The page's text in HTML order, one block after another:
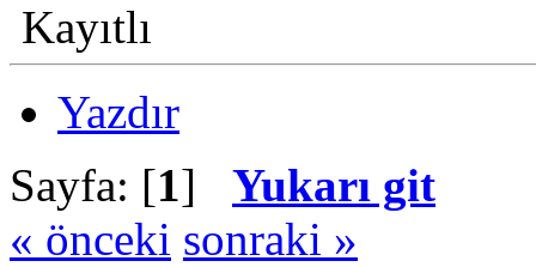
Kayıtlı
Yazdır
Sayfa: [1] Yukarı git
« önceki sonraki »